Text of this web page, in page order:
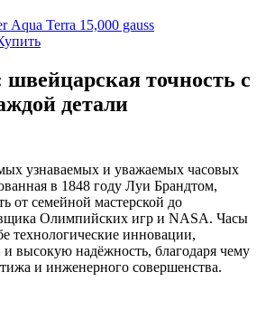
Aqua Terra 15,000 gauss
точность с
детали
узнаваемых и уважаемых часовых
в 1848 году Луи Брандтом,
от семейной мастерской до
Олимпийских игр и NASA. Часы
технологические инновации,
и высокую надёжность, благодаря чему
и инженерного совершенства.